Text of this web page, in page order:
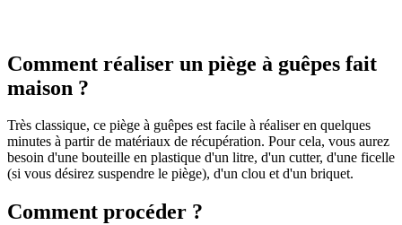
Comment réaliser un piège à guêpes fait
maison ?
Très classique, ce piège à guêpes est facile à réaliser en quelques
minutes à partir de matériaux de récupération. Pour cela, vous aurez
besoin d'une bouteille en plastique d'un litre, d'un cutter, d'une ficelle
(si vous désirez suspendre le piège), d'un clou et d'un briquet.
Comment procéder ?